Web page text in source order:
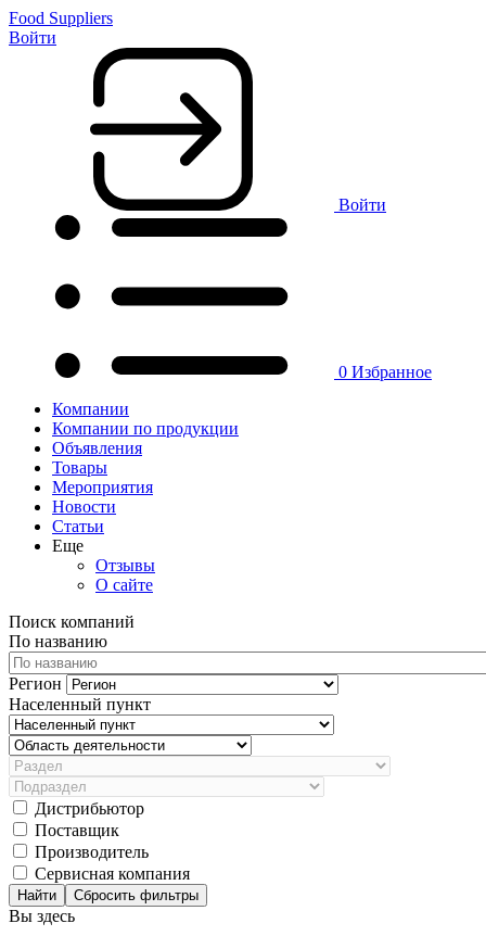
Food Suppliers
Войти
Войти
0 Избранное
Компании
Компании по продукции
Объявления
Товары
Мероприятия
Новости
Статьи
Еще
Отзывы
О сайте
Поиск компаний
По названию
Регион
Населенный пункт
Дистрибьютор
Поставщик
Производитель
Сервисная компания
Сбросить фильтры
Вы здесь